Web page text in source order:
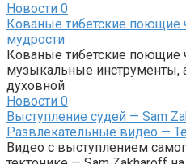
Новости 0
Кованые тибетские поющие
мудрости
Кованые тибетские поющие
музыкальные инструменты,
духовной
Новости 0
Выступление судей — Sam
Развлекательные видео —
Видео с выступлением